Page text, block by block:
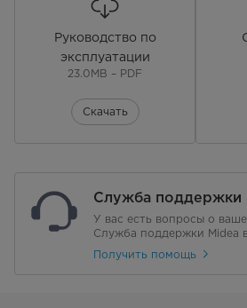
Смотровое окно
Подсветка внутренней чаши
Безфторовое покрытие
Руководство по
эксплуатации
23.0MB – PDF
Скачать
Служба поддержки
У вас есть вопросы о
Служба поддержки Midea
Получить помощь